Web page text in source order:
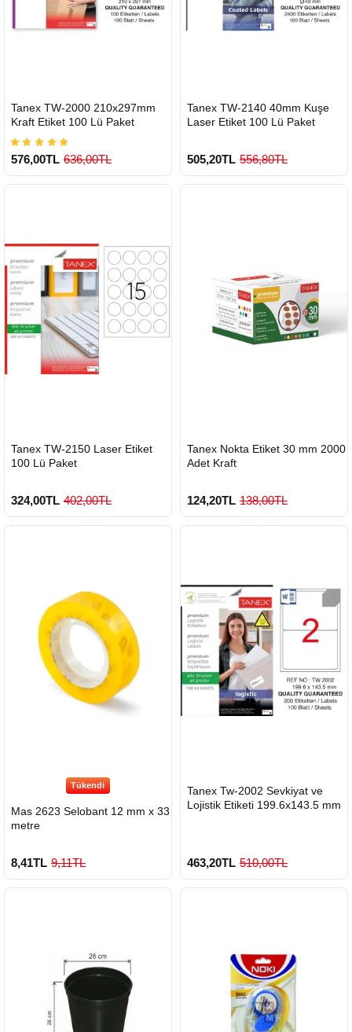
GÖNDERİ
900 TL Üzeri Kargo Ücretsiz
Tanex TW-2000 210x297mm
Kraft Etiket 100 Lü Paket
576,00TL 636,00TL
GÖNDERİ
900 TL Üzeri Kargo Ücretsiz
Tanex TW-2140 40mm Kuşe
Laser Etiket 100 Lü Paket
505,20TL 556,80TL
GÖNDERİ
900 TL Üzeri Kargo Ücretsiz
Tanex TW-2150 Laser Etiket
100 Lü Paket
324,00TL 402,00TL
GÖNDERİ
Tanex Nokta Etiket 30 mm 2000
Adet Kraft
124,20TL 138,00TL
Tükendi
Mas 2623 Selobant 12 mm x 33
metre
8,41TL 9,11TL
GÖNDERİ
900 TL Üzeri Kargo Ücretsiz
Tanex Tw-2002 Sevkiyat ve
Lojistik Etiketi 199.6x143.5 mm
463,20TL 510,00TL